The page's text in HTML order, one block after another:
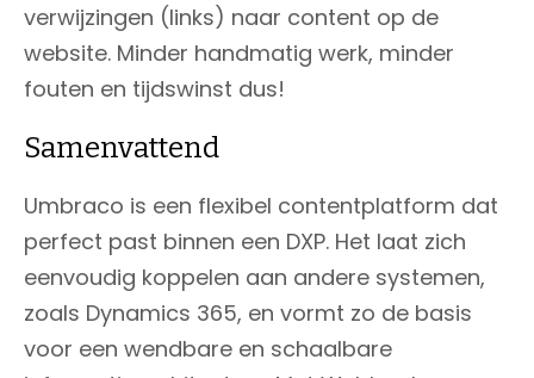
verwijzingen (links) naar content op de
website. Minder handmatig werk, minder
fouten en tijdswinst dus!
Samenvattend
Umbraco is een flexibel contentplatform dat
perfect past binnen een DXP. Het laat zich
eenvoudig koppelen aan andere systemen,
zoals Dynamics 365, en vormt zo de basis
voor een wendbare en schaalbare